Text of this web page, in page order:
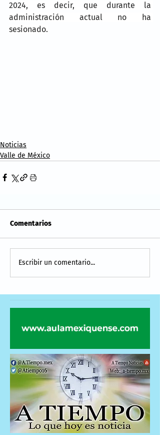
2024, es decir, que durante la
administración actual no ha
sesionado.
Noticias
Valle de México
Comentarios
Escribir un comentario...